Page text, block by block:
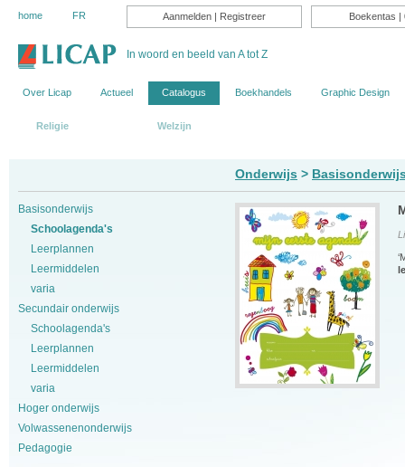
home FR Aanmelden | Registreer Boekentas |
In woord en beeld van A tot Z
Over Licap Actueel Catalogus
Religie Welzijn
Boekhandels Graphic Design
Onderwijs >
Basisonderwijs
Schoolagenda's
Leerplannen
Leermiddelen
varia
Secundair onderwijs
Schoolagenda's
Leerplannen
Leermiddelen
varia
Hoger onderwijs
Volwassenenonderwijs
Pedagogie